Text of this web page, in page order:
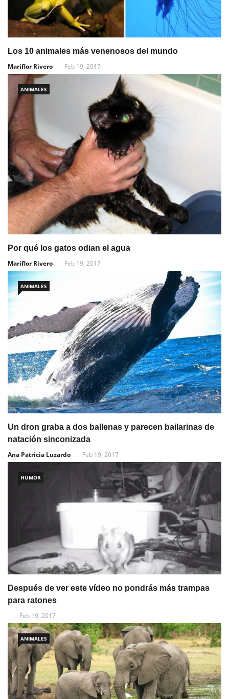
Los 10 animales más venenosos del mundo
Mariflor Rivero
Feb 19, 2017
ANIMALES
Por qué los gatos odian el agua
Mariflor Rivero
Feb 19, 2017
ANIMALES
Un dron graba a dos ballenas y parecen bailarinas de
natación sinconizada
Ana Patricia Luzardo
Feb 19, 2017
HUMOR
Después de ver este vídeo no pondrás más trampas
para ratones
Feb 19, 2017
ANIMALES